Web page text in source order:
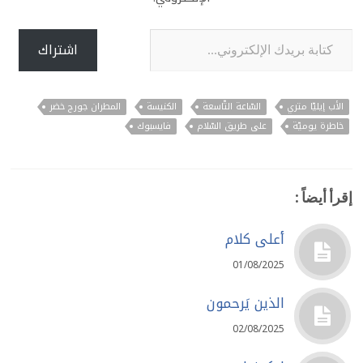
كتابة بريدك الإلكتروني...
اشتراك
الأب إيليّا متري السّاعة التّاسعة الكنيسة
المطران جورج خضر
خاطرة يوميّة
على طريق السّلام فايسبوك
إقرأ أيضاً :
أعلى كلام
01/08/2025
الذين يَرحمون
02/08/2025